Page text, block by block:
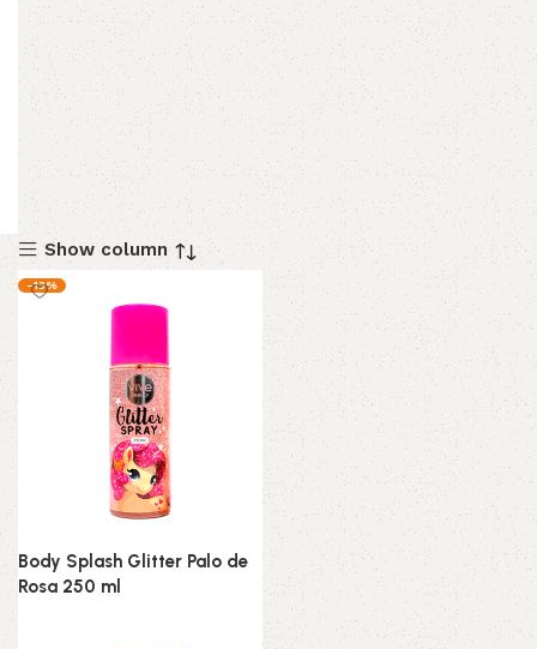
Show column
-13%
Body Splash Glitter Palo de
Rosa 250 ml